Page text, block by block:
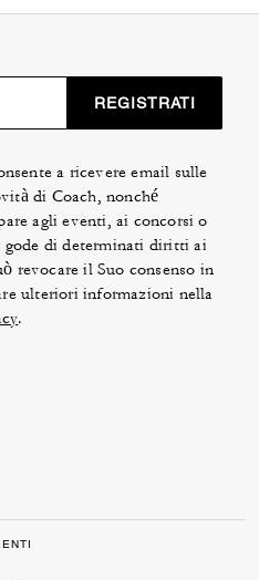
REGISTRATI
a ricevere email sulle
di Coach, nonché
agli eventi, ai concorsi o
di determinati diritti ai
revocare il Suo consenso in
ulteriori informazioni nella
.